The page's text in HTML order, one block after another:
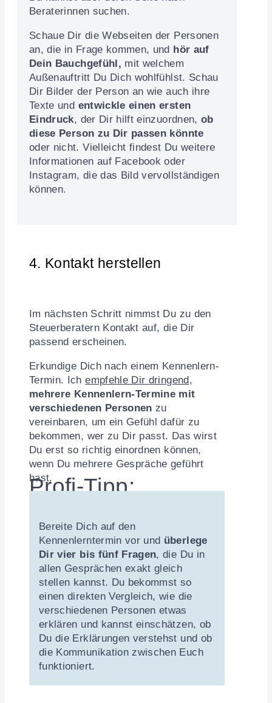
Beraterinnen suchen.
Schaue Dir die Webseiten der Personen
an, die in Frage kommen, und hör auf
Dein Bauchgefühl, mit welchem
Außenauftritt Du Dich wohlfühlst. Schau
Dir Bilder der Person an wie auch ihre
Texte und entwickle einen ersten
Eindruck, der Dir hilft einzuordnen, ob
diese Person zu Dir passen könnte
oder nicht. Vielleicht findest Du weitere
Informationen auf Facebook oder
Instagram, die das Bild vervollständigen
können.
4. Kontakt herstellen
Im nächsten Schritt nimmst Du zu den
Steuerberatern Kontakt auf, die Dir
passend erscheinen.
Erkundige Dich nach einem Kennenlern-
Termin. Ichempfehle Dir dringend ,
mehrere Kennenlern-Termine mit
verschiedenen Personen zu
vereinbaren, um ein Gefühl dafür zu
bekommen, wer zu Dir passt. Das wirst
Du erst so richtig einordnen können,
wenn Du mehrere Gespräche geführt
hast.
Profi-Tipp:
Bereite Dich auf den
Kennenlerntermin vor und überlege
Dir vier bis fünf Fragen, die Du in
allen Gesprächen exakt gleich
stellen kannst. Du bekommst so
einen direkten Vergleich, wie die
verschiedenen Personen etwas
erklären und kannst einschätzen, ob
Du die Erklärungen verstehst und ob
die Kommunikation zwischen Euch
funktioniert.